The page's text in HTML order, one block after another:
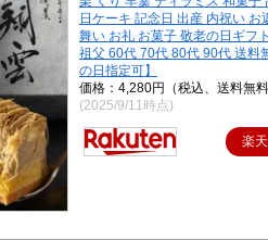
日ケーキ 記念日 出産 内祝い お
舞い お礼 お菓子 敬老の日ギフ
祖父 60代 70代 80代 90代 送料
の日指定可】
価格：4,280円（税込、送料無
(2025/9/11時点)
楽